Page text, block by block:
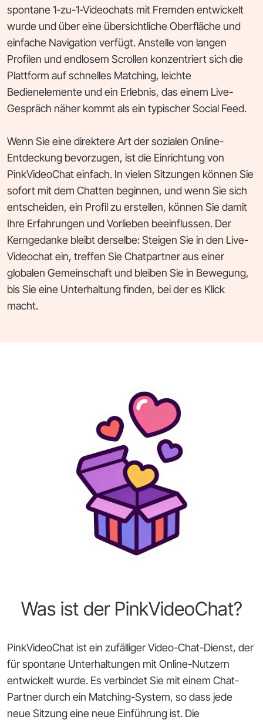
spontane 1-zu-1-Videochats mit Fremden entwickelt
wurde und über eine übersichtliche Oberfläche und
einfache Navigation verfügt. Anstelle von langen
Profilen und endlosem Scrollen konzentriert sich die
Plattform auf schnelles Matching, leichte
Bedienelemente und ein Erlebnis, das einem Live-
Gespräch näher kommt als ein typischer Social Feed.
Wenn Sie eine direktere Art der sozialen Online-
Entdeckung bevorzugen, ist die Einrichtung von
PinkVideoChat einfach. In vielen Sitzungen können Sie
sofort mit dem Chatten beginnen, und wenn Sie sich
entscheiden, ein Profil zu erstellen, können Sie damit
Ihre Erfahrungen und Vorlieben beeinflussen. Der
Kerngedanke bleibt derselbe: Steigen Sie in den Live-
Videochat ein, treffen Sie Chatpartner aus einer
globalen Gemeinschaft und bleiben Sie in Bewegung,
bis Sie eine Unterhaltung finden, bei der es Klick
macht.
Was ist der PinkVideoChat?
PinkVideoChat ist ein zufälliger Video-Chat-Dienst, der
für spontane Unterhaltungen mit Online-Nutzern
entwickelt wurde. Es verbindet Sie mit einem Chat-
Partner durch ein Matching-System, so dass jede
neue Sitzung eine neue Einführung ist. Die